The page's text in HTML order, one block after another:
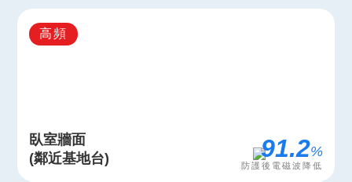
高頻
臥室牆面
(鄰近基地台)
95.8%
防護後電磁波降低